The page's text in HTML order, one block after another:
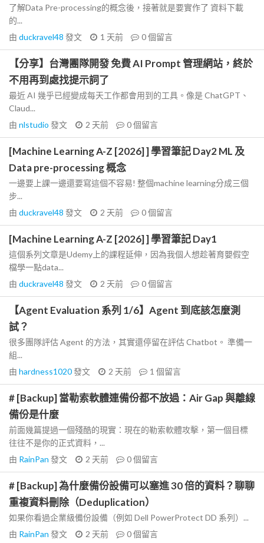
了解Data Pre-processing的概念後，接著就是要實作了 資料下載
的...
由 duckravel48 發文 1 天前 0個留言
【分享】台灣團隊開發 免費 AI Prompt 管理網站，終於
不用再到處找提示詞了
最近 AI 幾乎已經變成每天工作都會用到的工具。像是 ChatGPT、
Claud...
由 nlstudio 發文 2 天前 0個留言
[Machine Learning A-Z [2026] ] 學習筆記 Day2 ML 及
Data pre-processing 概念
一邊要上課一邊還要寫這個不容易! 整個machine learning分成三個
步...
由 duckravel48 發文 2 天前 0個留言
[Machine Learning A-Z [2026] ] 學習筆記 Day1
這個系列文章是Udemy上的課程延伸，因為我個人想趁著育嬰假空
檔學一點data...
由 duckravel48 發文 2 天前 0個留言
【Agent Evaluation 系列 1/6】Agent 到底該怎麼測
試？
很多團隊評估 Agent 的方法，其實還停留在評估 Chatbot。 準備一
組...
由 hardness1020發文 2 天前 1 個留言
# [Backup] 當勒索軟體連備份都不放過：Air Gap 與離線
備份是什麼
前面幾篇提過一個殘酷的現實：現在的勒索軟體攻擊，第一個目標
往往不是你的正式資料，...
由 RainPan 發文 2 天前 0個留言
# [Backup] 為什麼備份設備可以塞進 30 倍的資料？聊聊
重複資料刪除（Deduplication）
如果你看過企業級備份設備（例如 Dell PowerProtect DD 系列）...
由 RainPan 發文 2 天前 0個留言